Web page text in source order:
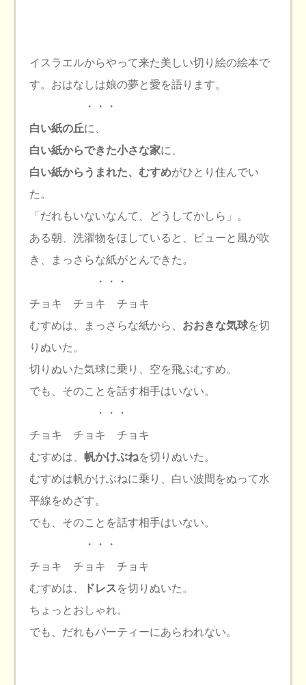
イスラエルからやって来た美しい切り絵の絵本で
す。おはなしは娘の夢と愛を語ります。
・・・
白い紙の丘に、
白い紙からできた小さな家に、
白い紙からうまれた、むすめがひとり住んでい
た。
「だれもいないなんて、どうしてかしら」。
ある朝、洗濯物をほしていると、ピューと風が吹
き、まっさらな紙がとんできた。
・・・
チョキ チョキ チョキ
むすめは、まっさらな紙から、 おおきな気球を切
りぬいた。
切りぬいた気球に乗り、空を飛ぶむすめ。
でも、そのことを話す相手はいない。
・・・
チョキ チョキ チョキ
むすめは、 帆かけぶねを切りぬいた。
むすめは帆かけぶねに乗り、白い波間をぬって水
平線をめざす。
でも、そのことを話す相手はいない。
・・・
チョキ チョキ チョキ
むすめは、
ドレスを切りぬいた。
ちょっとおしゃれ。
でも、だれもパーティーにあらわれない。